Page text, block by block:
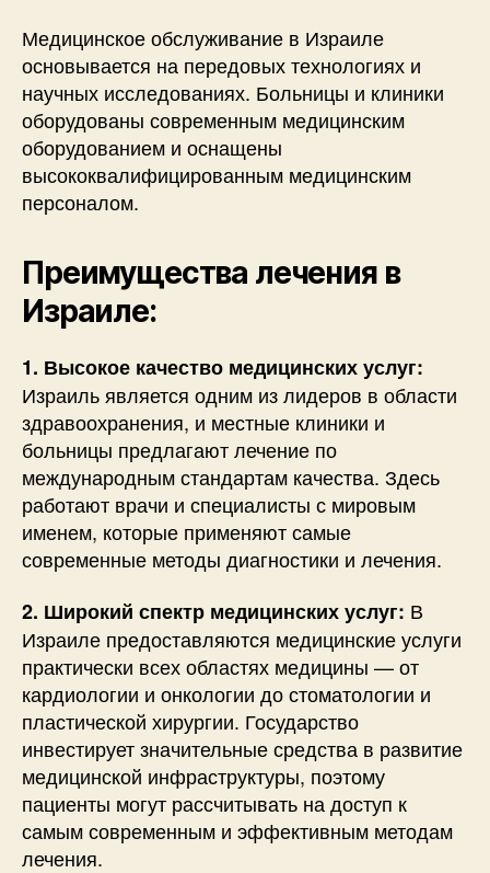
Медицинское обслуживание в Израиле
основывается на передовых технологиях и
научных исследованиях. Больницы и клиники
оборудованы современным медицинским
оборудованием и оснащены
высококвалифицированным медицинским
персоналом.
Преимущества лечения в
Израиле:
1. Высокое качество медицинских услуг:
Израиль является одним из лидеров в области
здравоохранения, и местные клиники и
больницы предлагают лечение по
международным стандартам качества. Здесь
работают врачи и специалисты с мировым
именем, которые применяют самые
современные методы диагностики и лечения.
2. Широкий спектр медицинских услуг: В
Израиле предоставляются медицинские услуги
практически всех областях медицины — от
кардиологии и онкологии до стоматологии и
пластической хирургии. Государство
инвестирует значительные средства в развитие
медицинской инфраструктуры, поэтому
пациенты могут рассчитывать на доступ к
самым современным и эффективным методам
лечения.